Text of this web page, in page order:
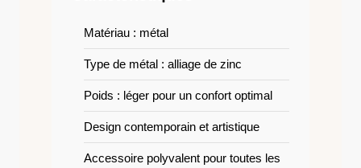
Matériau : métal
Type de métal : alliage de zinc
Poids : léger pour un confort optimal
Design contemporain et artistique
Accessoire polyvalent pour toutes les